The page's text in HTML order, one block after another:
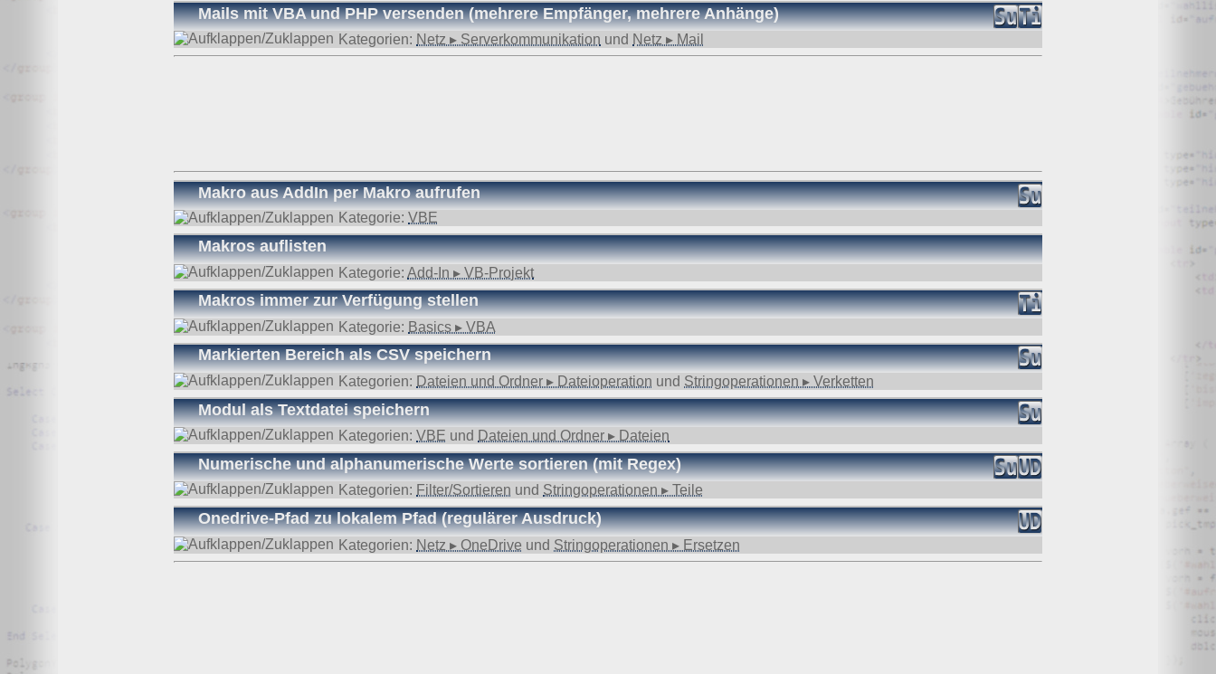
Mails mit VBA und PHP versenden (mehrere Empfänger, mehrere Anhänge)
Kategorien: Netz ▸ Serverkommunikation und Netz ▸ Mail
Makro aus AddIn per Makro aufrufen
Kategorie: VBE
Makros auflisten
Kategorie: Add-In ▸ VB-Projekt
Makros immer zur Verfügung stellen
Kategorie: Basics ▸ VBA
Markierten Bereich als CSV speichern
Kategorien: Dateien und Ordner ▸ Dateioperation und Stringoperationen ▸ Verketten
Modul als Textdatei speichern
Kategorien: VBE und Dateien und Ordner ▸ Dateien
Numerische und alphanumerische Werte sortieren (mit Regex)
Kategorien: Filter/Sortieren und Stringoperationen ▸ Teile
Onedrive-Pfad zu lokalem Pfad (regulärer Ausdruck)
Kategorien: Netz ▸ OneDrive und Stringoperationen ▸ Ersetzen